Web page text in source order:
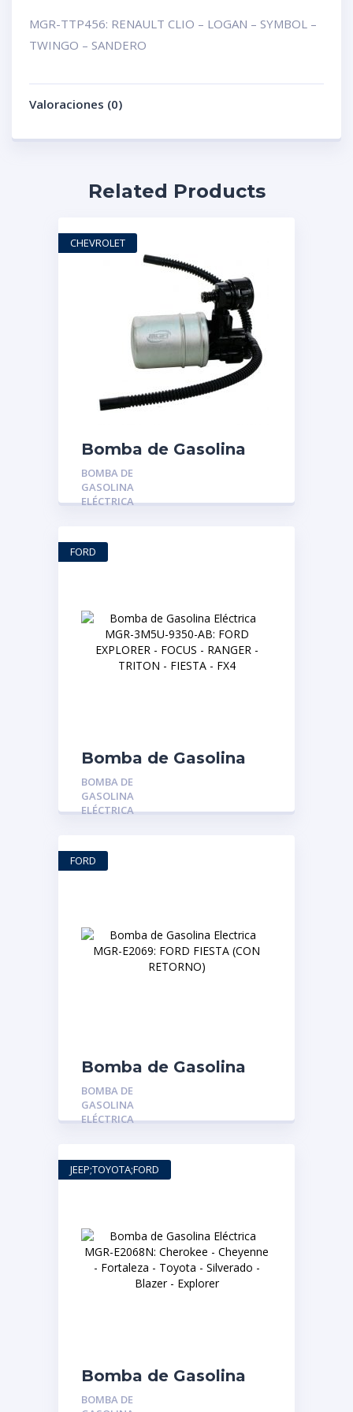
MGR-TTP456: RENAULT CLIO – LOGAN – SYMBOL –
TWINGO – SANDERO
Valoraciones (0)
Related Products
Bomba de Gasolina
Eléctrica REG-100611-
2R-P76234 FILTRO
REGULADOR
BOMBA DE
GASOLINA
ELÉCTRICA
CHEVROLET
Bomba de Gasolina
Eléctrica MGR-3M5U-
9350-AB: FORD
EXPLORER – FOCUS –
BOMBA DE
GASOLINA
ELÉCTRICA
FORD
Bomba de Gasolina
Electrica MGR-E2069:
FORD FIESTA (CON
RETORNO)
BOMBA DE
GASOLINA
ELÉCTRICA
FORD
Bomba de Gasolina
Eléctrica MGR-
BOMBA DE
JEEP;TOYOTA;FORD